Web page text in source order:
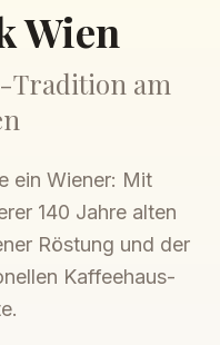
Wien
Tradition am
ein Wiener: Mit
140 Jahre alten
Röstung und der
Kaffeehaus-